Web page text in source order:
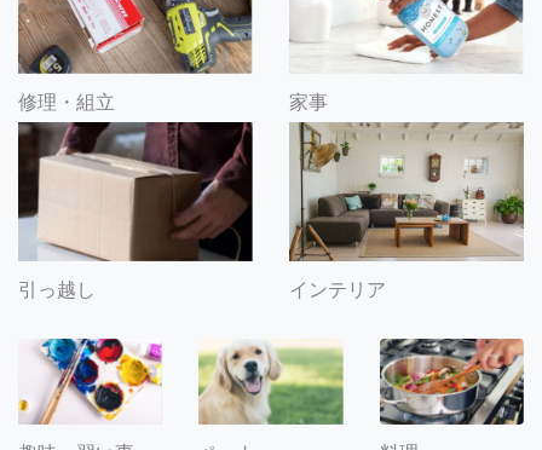
修理・組立 家事
引っ越し インテリア